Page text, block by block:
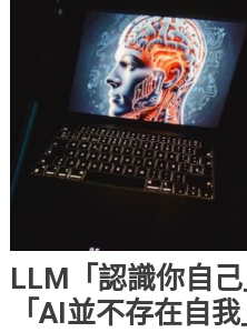
LLM「認識你自
「AI並不存在自我